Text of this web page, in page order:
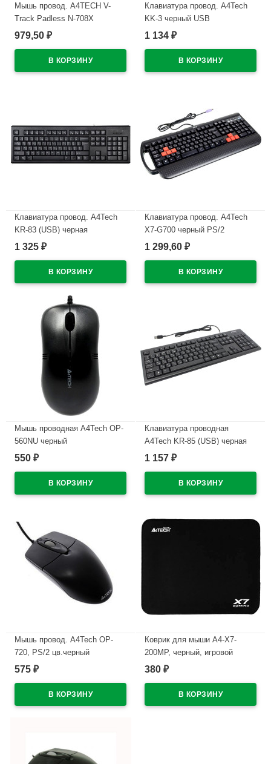
Мышь провод. A4TECH V-
Track Padless N-708X
цв.серый
979,50 ₽
Клавиатура провод. A4Tech
KK-3 черный USB
В наличии
1 134 ₽
Клавиатура провод. A4Tech
KR-83 (USB) черная
В наличии
1 325 ₽
Клавиатура провод. A4Tech
X7-G700 черный PS/2
В наличии
1 299,60 ₽
Мышь проводная A4Tech OP-
560NU черный
В наличии
550 ₽
Клавиатура проводная
A4Tech KR-85 (USB) черная
В наличии
1 157 ₽
Мышь провод. A4Tech OP-
720, PS/2 цв.черный
В наличии
575 ₽
Коврик для мыши A4-X7-
200MP, черный, игровой
В наличии
380 ₽